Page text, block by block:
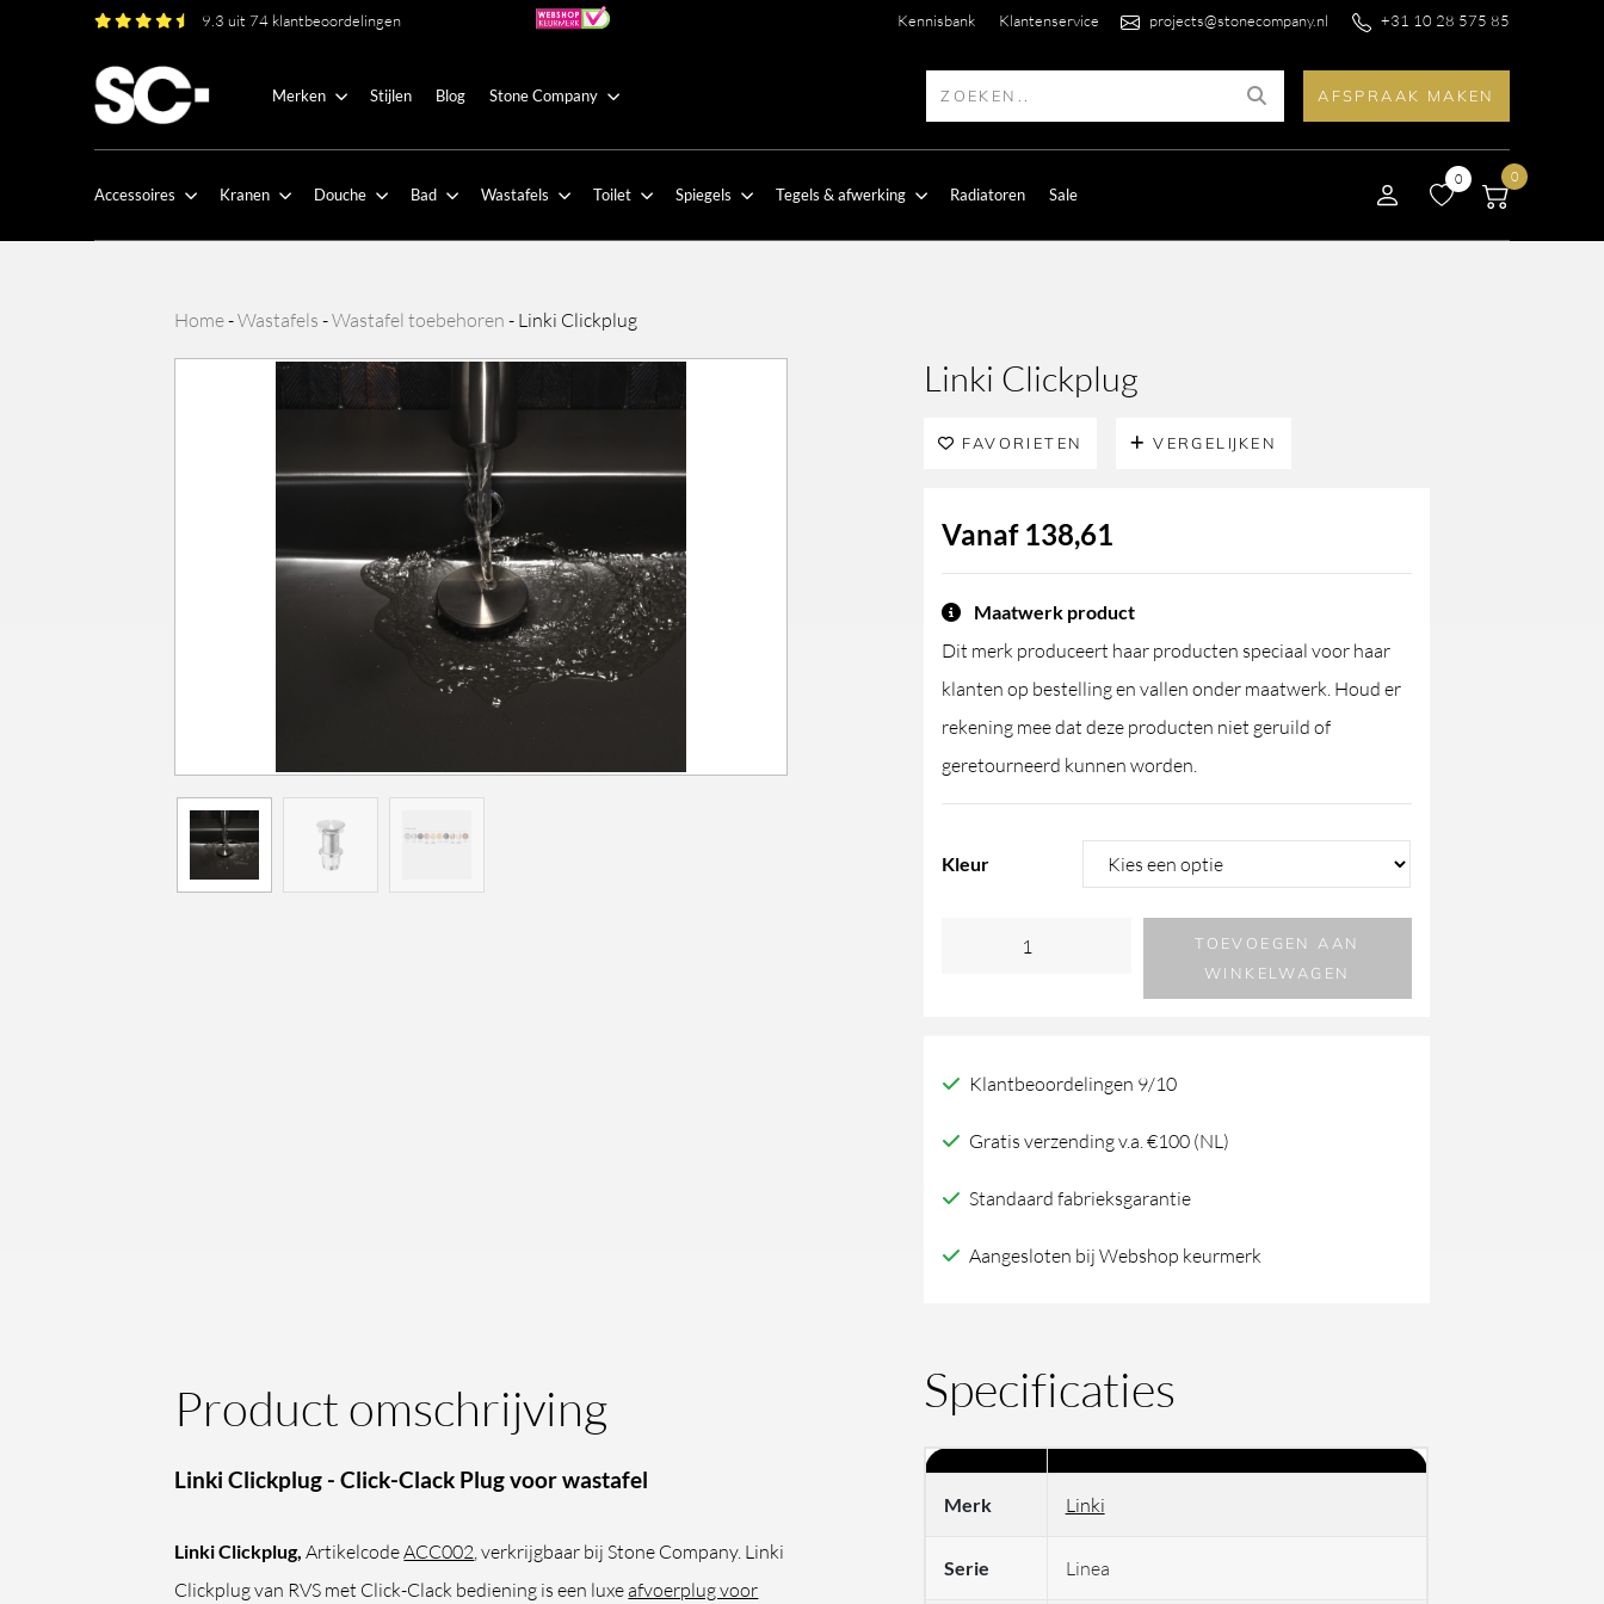
9.3 uit 74 klantbeoordelingen Kennisbank Klantenservice projects@stonecompany.nl +31 10 28 575 85
Merken Stijlen Blog Stone Company AFSPRAAK MAKEN
Accessoires Kranen Douche Bad Wastafels Toilet Spiegels Tegels & afwerking Radiatoren Sale
0 0
Home-Wastafels -Wastafel toebehoren - Linki Clickplug
Linki Clickplug
FAVORIETEN VERGELIJKEN
Vanaf 138,61
Maatwerk product
Dit merk produceert haar producten speciaal voor haar
klanten op bestelling en vallen onder maatwerk. Houd er
rekening mee dat deze producten niet geruild of
geretourneerd kunnen worden.
Kleur
TOEVOEGEN AAN
WINKELWAGEN
Klantbeoordelingen 9/10
Gratis verzending v.a. €100 (NL)
Standaard fabrieksgarantie
Aangesloten bij Webshop keurmerk
Product omschrijving
Linki Clickplug - Click-Clack Plug voor wastafel
Linki Clickplug,ArtikelcodeACC002, verkrijgbaar bij Stone Company. Linki
Clickplug van RVS met Click-Clack bediening is een luxeafvoerplug voor
Specificaties
Merk Linki
Serie Linea